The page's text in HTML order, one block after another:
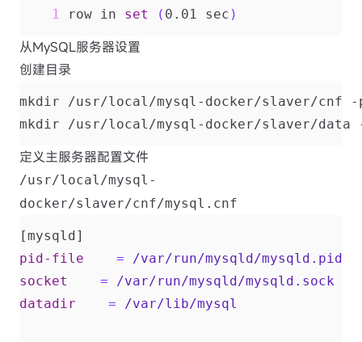
1 row in set ( 0.01 sec )
从MySQL服务器设置
创建目录
定义主服务器配置文件
/usr/local/mysql-
docker/slaver/cnf/mysql.cnf
[mysqld]
pid-file
=
/var/run/mysqld/mysqld.pid
socket
=
/var/run/mysqld/mysqld.sock
datadir
= /var/lib/mysql